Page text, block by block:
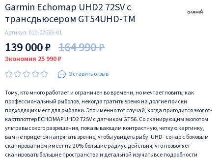
Garmin Echomap UHD2 72SV с
трансдьюсером GT54UHD-TM
Артикул: 010-02683-01
139 000 ₽ 164 990 ₽
Экономия 25 990 ₽
Оставить отзыв
Тому, кто много работает и ограничен во времени, но мечтает ловить, как
профессиональный рыболов, некогда тратить время на долгие поиски
подходящих мест для рыбалки. Это именно тот случай, когда пригодится эхолот-
картплоттер ECHOMAP UHD2 72SV с датчиком GT56. Со сканирующим эхолотом
ультравысокого разрешения, показывающим контрастную, четкую картинку,
вам не придётся напрягать зрение, чтобы увидеть рыбу. UHD- сонар с боковым
сканированием имеет на 20% большие радиус действия, что позволяет
сканировать большие пространства и детальной изучать все подробности